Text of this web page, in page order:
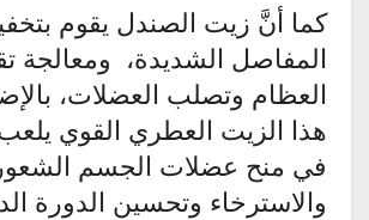
كما أنَّ زيت الصندل يقوم
المفاصل الشديدة، ومعالجة
العظام وتصلب العضلات،
هذا الزيت العطري القوي يلعب
في منح عضلات الجسم الشعور
والاسترخاء وتحسين الدورة